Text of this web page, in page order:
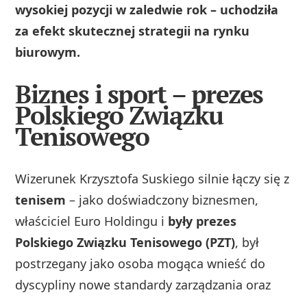
wysokiej pozycji w zaledwie rok – uchodziła
za efekt skutecznej strategii na rynku
biurowym.
Biznes i sport – prezes
Polskiego Związku
Tenisowego
Wizerunek Krzysztofa Suskiego silnie łączy się z
tenisem – jako doświadczony biznesmen,
właściciel Euro Holdingu i były prezes
Polskiego Związku Tenisowego (PZT), był
postrzegany jako osoba mogąca wnieść do
dyscypliny nowe standardy zarządzania oraz